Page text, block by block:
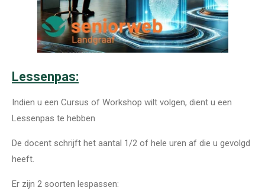
Lessenpas:
Indien u een Cursus of Workshop wilt volgen, dient u een
Lessenpas te hebben
De docent schrijft het aantal 1/2 of hele uren af die u gevolgd
heeft.
Er zijn 2 soorten lespassen: